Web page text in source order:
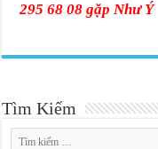
295 68 08 gặp Như Ý
Tìm Kiếm